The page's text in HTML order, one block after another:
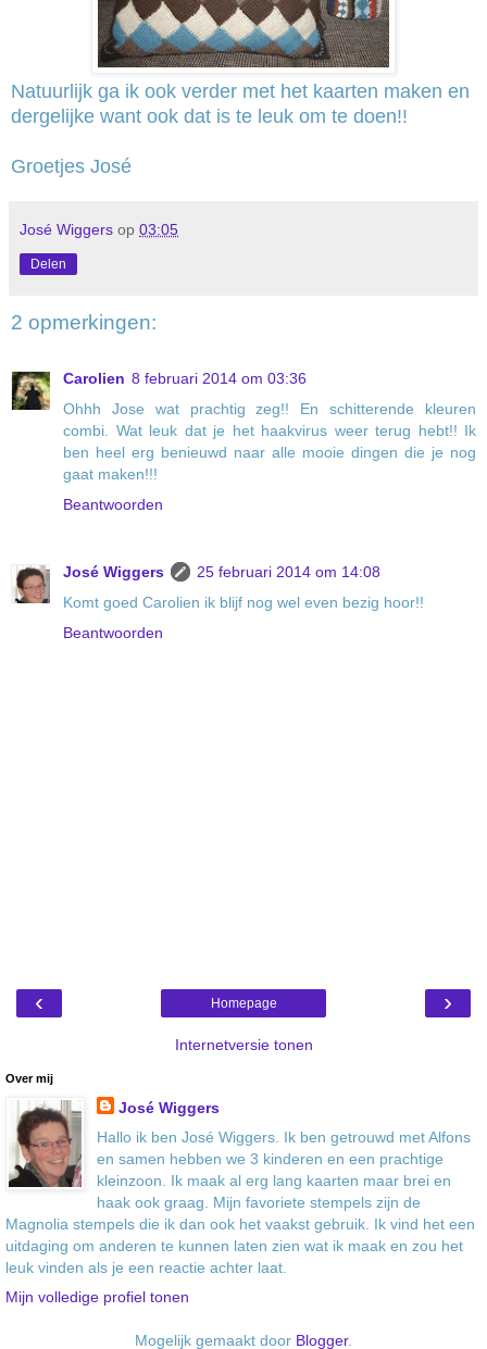
Natuurlijk ga ik ook verder met het kaarten maken en
dergelijke want ook dat is te leuk om te doen!!
Groetjes José
José Wiggers op 03:05
Delen
2 opmerkingen:
Carolien 8 februari 2014 om 03:36
Ohhh Jose wat prachtig zeg!! En schitterende kleuren
combi. Wat leuk dat je het haakvirus weer terug hebt!! Ik
ben heel erg benieuwd naar alle mooie dingen die je nog
gaat maken!!!
Beantwoorden
José Wiggers
25 februari 2014 om 14:08
Komt goed Carolien ik blijf nog wel even bezig hoor!!
Beantwoorden
‹ ›
Homepage
Internetversie tonen
Over mij
José Wiggers
Hallo ik ben José Wiggers. Ik ben getrouwd met Alfons
en samen hebben we 3 kinderen en een prachtige
kleinzoon. Ik maak al erg lang kaarten maar brei en
haak ook graag. Mijn favoriete stempels zijn de
Magnolia stempels die ik dan ook het vaakst gebruik. Ik vind het een
uitdaging om anderen te kunnen laten zien wat ik maak en zou het
leuk vinden als je een reactie achter laat.
Mijn volledige profiel tonen
Mogelijk gemaakt door Blogger.